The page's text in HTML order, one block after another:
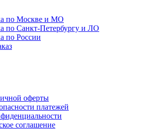
по Москве и МО
по Санкт-Петербургу и ЛО
по России
оферты
платежей
соглашение